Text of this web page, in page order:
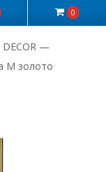
0
—
M золото